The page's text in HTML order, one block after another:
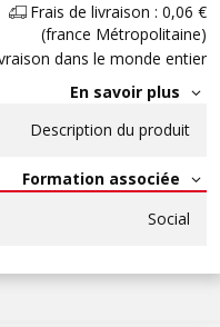
Frais de livraison : 0,06 €
(france Métropolitaine)
dans le monde entier
En savoir plus
Description du produit
Formation associée
Social